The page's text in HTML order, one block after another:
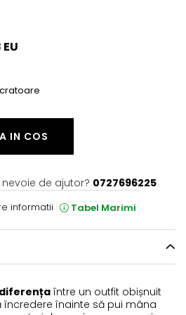
IN COS
nevoie de ajutor? 0727696225
informatii Tabel Marimi
între un outfit obișnuit
încredere înainte să pui mâna